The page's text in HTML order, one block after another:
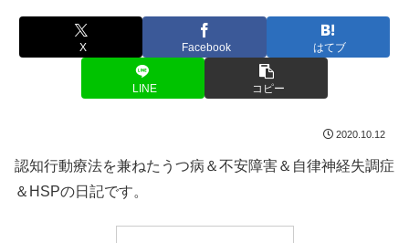
X Facebook はてブ
LINE コピー
2020.10.12
認知行動療法を兼ねたうつ病＆不安障害＆自律神経失調症
＆HSPの日記です。